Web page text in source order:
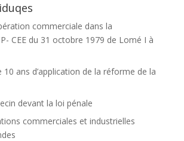
commerciale dans la
CEE du 31 octobre 1979 de Lomé I à
10 ans d’application de la réforme de la
devant la loi pénale
commerciales et industrielles